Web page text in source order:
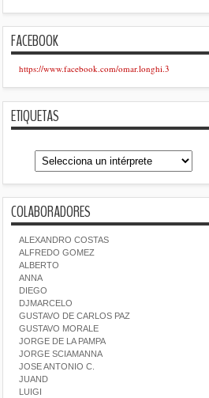
FACEBOOK
https://www.facebook.com/omar.longhi.3
ETIQUETAS
COLABORADORES
ALEXANDRO COSTAS
ALFREDO GOMEZ
ALBERTO
ANNA
DIEGO
DJMARCELO
GUSTAVO DE CARLOS PAZ
GUSTAVO MORALE
JORGE DE LA PAMPA
JORGE SCIAMANNA
JOSE ANTONIO C.
JUAND
LUIGI